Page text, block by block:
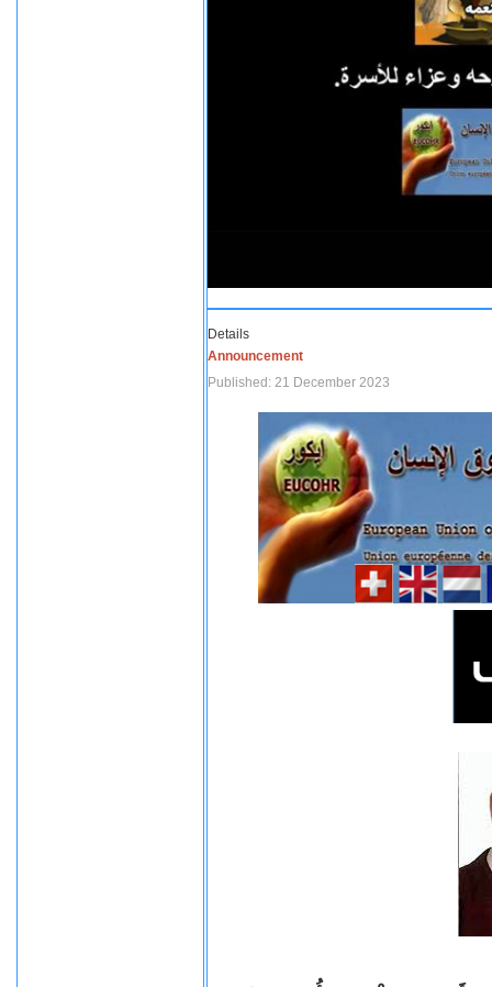
Details
Announcement
Published: 21 December 2023